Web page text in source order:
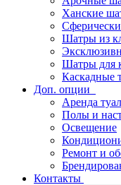
Ханские
Шатры из
Шатры для
Каскадные
Доп. опции
Аренда
Полы и
Освещение
Ремонт и
Контакты